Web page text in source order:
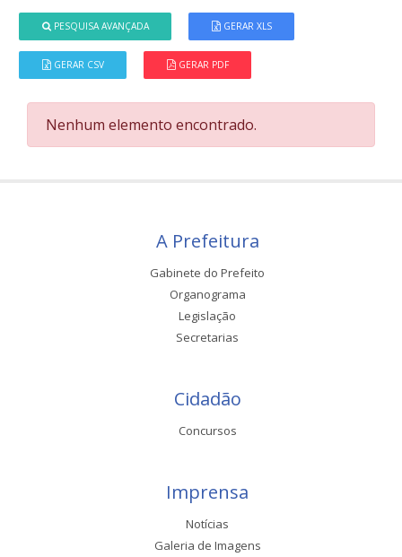
PESQUISA AVANÇADA GERAR XLS
GERAR CSV GERAR PDF
Nenhum elemento encontrado.
A Prefeitura
Gabinete do Prefeito
Organograma
Legislação
Secretarias
Cidadão
Concursos
Imprensa
Notícias
Galeria de Imagens